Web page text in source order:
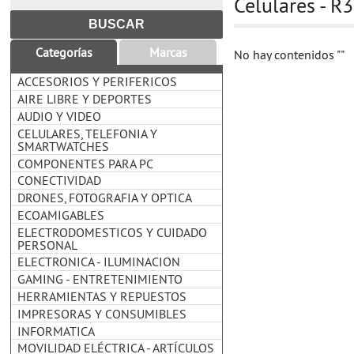
Categorías
Marcas
ACCESORIOS Y PERIFERICOS
AIRE LIBRE Y DEPORTES
AUDIO Y VIDEO
CELULARES, TELEFONIA Y
SMARTWATCHES
COMPONENTES PARA PC
CONECTIVIDAD
DRONES, FOTOGRAFIA Y OPTICA
ECOAMIGABLES
ELECTRODOMESTICOS Y CUIDADO
PERSONAL
ELECTRONICA - ILUMINACION
GAMING - ENTRETENIMIENTO
HERRAMIENTAS Y REPUESTOS
IMPRESORAS Y CONSUMIBLES
INFORMATICA
MOVILIDAD ELÉCTRICA - ARTÍCULOS
Celulares -
No hay contenidos ""